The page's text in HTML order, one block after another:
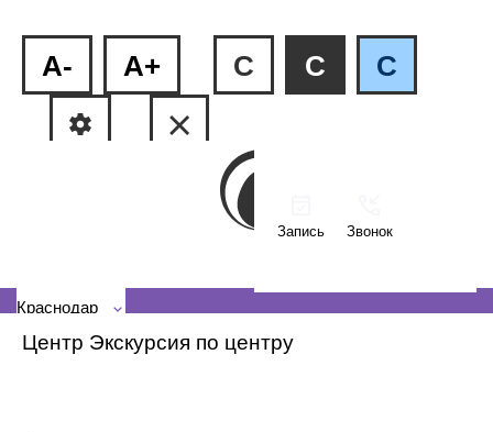
A- A+ C C C
Запись Звонок
Краснодар
Центр Экскурсия по центру